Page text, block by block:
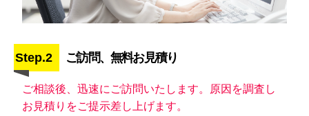
Step.2 ご訪問、無料お見積り
ご相談後、迅速にご訪問いたします。原因を調査し
お見積りをご提示差し上げます。